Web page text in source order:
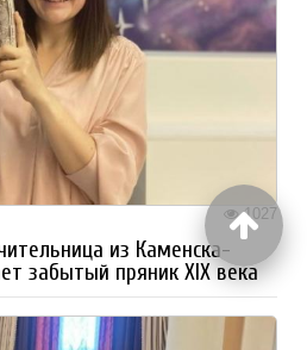
1027
из Каменска-
забытый пряник XIX века